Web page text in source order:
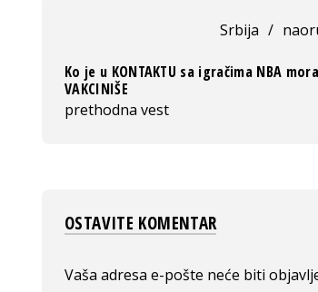
Srbija /
Ko je u KONTAKTU sa igračima NBA
VAKCINIŠE
prethodna vest
OSTAVITE KOMENTAR
Vaša adresa e-pošte neće biti